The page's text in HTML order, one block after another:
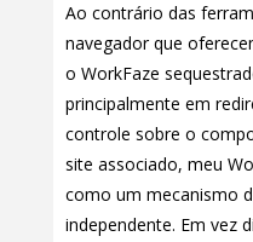
Ao contrário das
navegador que
o WorkFaze
principalmente em
controle sobre o
site associado, meu
como um mecanismo
independente. Em vez